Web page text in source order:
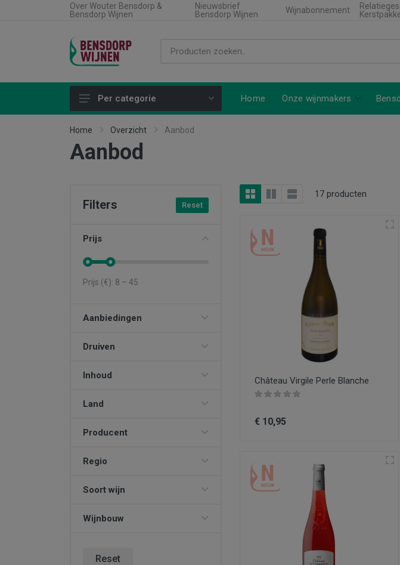
Over Wouter Bensdorp &
Bensdorp Wijnen
Nieuwsbrief
Bensdorp Wijnen
Wijnabonnement
Alle producten
Land
Type product
Per categorie Home Onze wijnmakers
Home Overzicht Aanbod
Aanbod
Filters Reset
Prijs
Prijs (€): 8 – 45
Aanbiedingen
Druiven
Inhoud
Land
Producent
Regio
Soort wijn
Wijnbouw
Reset
17 producten
Château Virgile Perle Blanche
€ 10,95